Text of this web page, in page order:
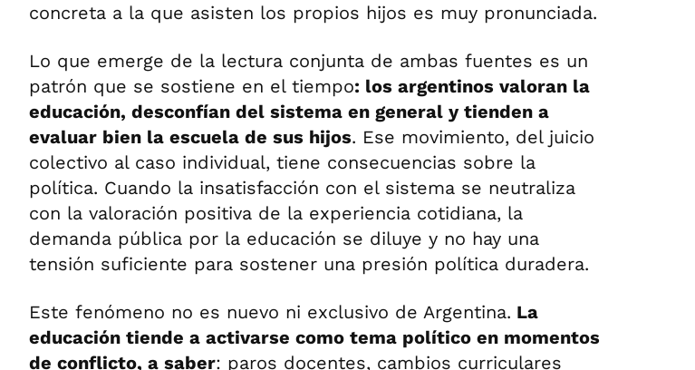
concreta a la que asisten los propios hijos es muy pronunciada.
Lo que emerge de la lectura conjunta de ambas fuentes es un
patrón que se sostiene en el tiempo: los argentinos valoran la
educación, desconfían del sistema en general y tienden a
evaluar bien la escuela de sus hijos. Ese movimiento, del juicio
colectivo al caso individual, tiene consecuencias sobre la
política. Cuando la insatisfacción con el sistema se neutraliza
con la valoración positiva de la experiencia cotidiana, la
demanda pública por la educación se diluye y no hay una
tensión suficiente para sostener una presión política duradera.
Este fenómeno no es nuevo ni exclusivo de Argentina. La
educación tiende a activarse como tema político en momentos
de conflicto, a saber: paros docentes, cambios curriculares